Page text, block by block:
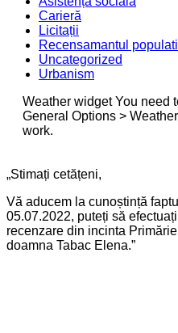
Carieră
Licitații
Recensamantul
Uncategorized
Urbanism
Weather widgetYou need
General Options >
work.
„Stimați cetățeni,
Vă aducem la cunoștință
05.07.2022, puteți să
recenzare din incinta
doamna Tabac Elena.”